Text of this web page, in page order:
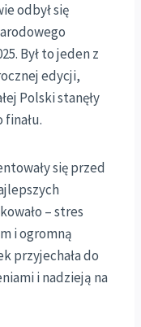
odbył się
Był to jeden z
edycji,
Polski stanęły
się przed
– stres
i ogromną
przyjechała do
i nadzieją na